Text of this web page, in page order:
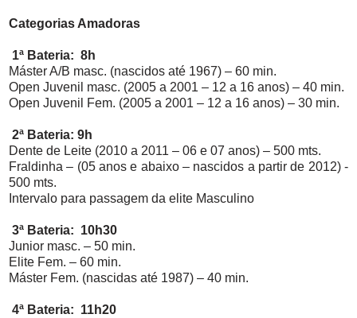
Categorias Amadoras
1ª Bateria: 8h
Máster A/B masc. (nascidos até 1967) – 60 min.
Open Juvenil masc. (2005 a 2001 – 12 a 16 anos) – 40 min.
Open Juvenil Fem. (2005 a 2001 – 12 a 16 anos) – 30 min.
2ª Bateria: 9h
Dente de Leite (2010 a 2011 – 06 e 07 anos) – 500 mts.
Fraldinha – (05 anos e abaixo – nascidos a partir de 2012) -
500 mts.
Intervalo para passagem da elite Masculino
3ª Bateria: 10h30
Junior masc. – 50 min.
Elite Fem. – 60 min.
Máster Fem. (nascidas até 1987) – 40 min.
4ª Bateria: 11h20